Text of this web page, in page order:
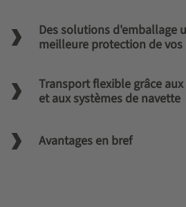
Des solutions d'emballage
meilleure protection de
Transport flexible grâce
et aux systèmes de navette
Avantages en bref